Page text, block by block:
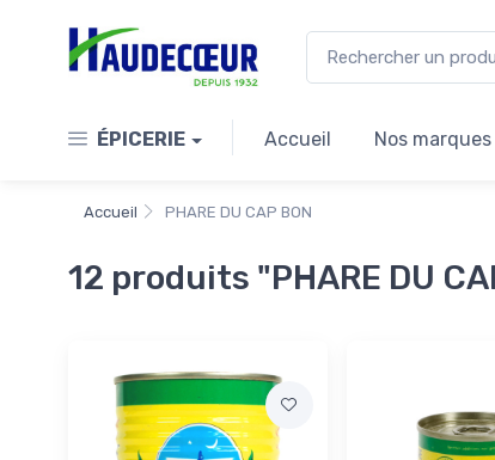
ÉPICERIE Accueil Nos marques
Accueil PHARE DU CAP BON
12 produits "PHARE DU